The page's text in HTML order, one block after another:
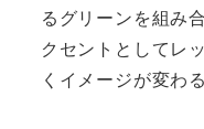
るグリーンを組み
クセントとしてレ
くイメージが変わ